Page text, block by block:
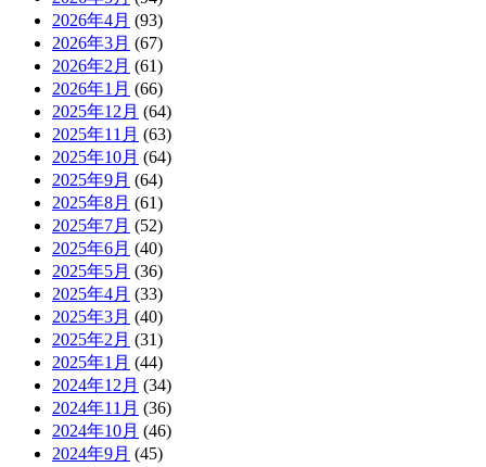
2026年4月 (93)
2026年3月 (67)
2026年2月 (61)
2026年1月 (66)
2025年12月 (64)
2025年11月 (63)
2025年10月 (64)
2025年9月 (64)
2025年8月 (61)
2025年7月 (52)
2025年6月 (40)
2025年5月 (36)
2025年4月 (33)
2025年3月 (40)
2025年2月 (31)
2025年1月 (44)
2024年12月 (34)
2024年11月 (36)
2024年10月 (46)
2024年9月 (45)